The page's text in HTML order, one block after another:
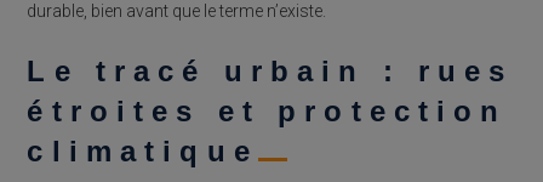
durable, bien avant que le terme n’existe.
Le tracé urbain : rues
étroites et protection
climatique